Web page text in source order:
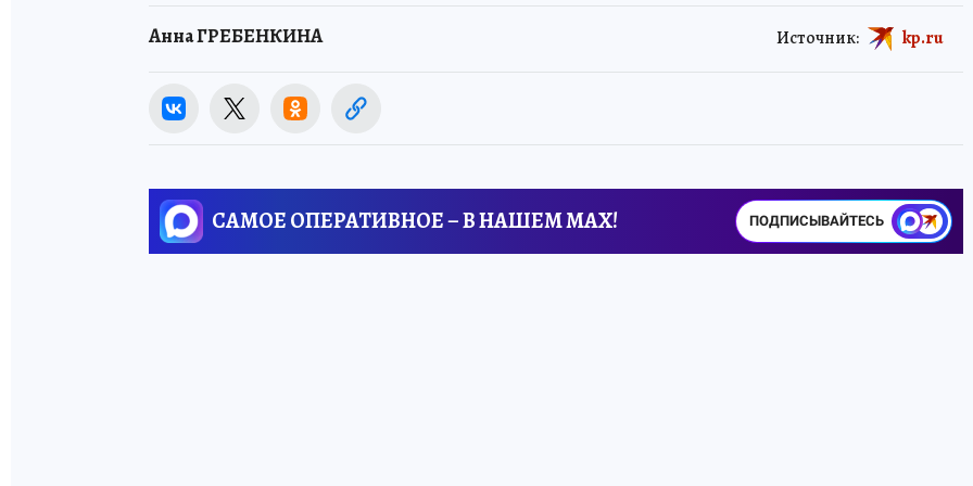
Анна ГРЕБЕНКИНА Источник: kp.ru
САМОЕ ОПЕРАТИВНОЕ – В НАШЕМ MAX! ПОДПИСЫВАЙТЕСЬ